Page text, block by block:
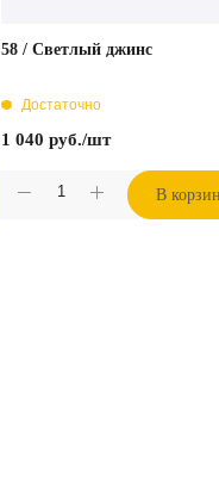
58 / Светлый джинс
Достаточно
1 040 руб./шт
В